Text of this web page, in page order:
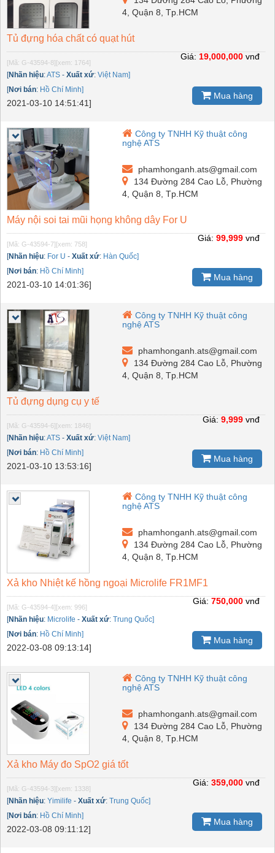
4, Quận 8, Tp.HCM
Tủ đựng hóa chất có quạt hút
[Mã: G-43594-8][xem: 1764]
[Nhãn hiệu:ATS - Xuất xứ: Việt Nam]
[Nơi bán: Hồ Chí Minh]
2021-03-10 14:51:41]
Giá: 19,000,000 vnđ
Mua hàng
Công ty TNHH Kỹ thuật công
nghệ ATS
phamhonganh.ats@gmail.com
134 Đường 284 Cao Lỗ, Phường
4, Quận 8, Tp.HCM
Máy nội soi tai mũi họng không dây For U
[Mã: G-43594-7][xem: 758]
[Nhãn hiệu: For U - Xuất xứ: Hàn Quốc]
[Nơi bán: Hồ Chí Minh]
2021-03-10 14:01:36]
Giá: 99,999 vnđ
Mua hàng
Công ty TNHH Kỹ thuật công
nghệ ATS
phamhonganh.ats@gmail.com
134 Đường 284 Cao Lỗ, Phường
4, Quận 8, Tp.HCM
Tủ đựng dụng cụ y tế
[Mã: G-43594-6][xem: 1846]
[Nhãn hiệu:ATS - Xuất xứ: Việt Nam]
[Nơi bán: Hồ Chí Minh]
2021-03-10 13:53:16]
Giá: 9,999 vnđ
Mua hàng
Công ty TNHH Kỹ thuật công
nghệ ATS
phamhonganh.ats@gmail.com
134 Đường 284 Cao Lỗ, Phường
4, Quận 8, Tp.HCM
Xả kho Nhiệt kế hồng ngoại Microlife FR1MF1
[Mã: G-43594-4][xem: 996]
[Nhãn hiệu: Microlife - Xuất xứ: Trung Quốc]
[Nơi bán: Hồ Chí Minh]
2022-03-08 09:13:14]
Giá: 750,000 vnđ
Mua hàng
Công ty TNHH Kỹ thuật công
nghệ ATS
phamhonganh.ats@gmail.com
134 Đường 284 Cao Lỗ, Phường
4, Quận 8, Tp.HCM
Xả kho Máy đo SpO2 giá tốt
[Mã: G-43594-3][xem: 1338]
[Nhãn hiệu: Yimilife - Xuất xứ: Trung Quốc]
[Nơi bán: Hồ Chí Minh]
2022-03-08 09:11:12]
Giá: 359,000 vnđ
Mua hàng